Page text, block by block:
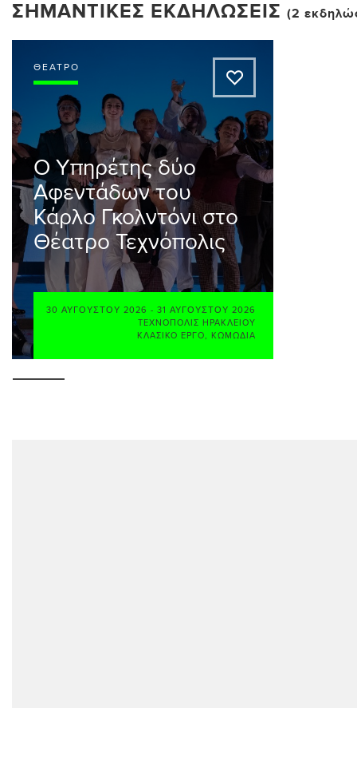
ΣΗΜΑΝΤΙΚΈΣ ΕΚΔΗΛΏΣΕΙΣ (2
ΘΈΑΤΡΟ
A
Ο Υπηρέτης δύο
Αφεντάδων του
Κάρλο Γκολντόνι στο
Θέατρο Τεχνόπολις
30 ΑΥΓΟΎΣΤΟΥ 2026 - 31 ΑΥΓΟΎΣΤΟΥ 2026
ΤΕΧΝΌΠΟΛΙΣ ΗΡΑΚΛΕΊΟΥ
ΚΛΑΣΙΚΌ ΈΡΓΟ
ΚΩΜΩΔΊΑ